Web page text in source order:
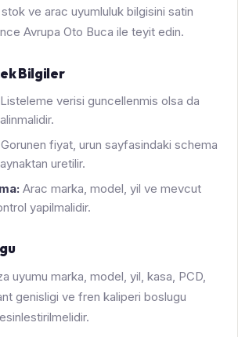
ve arac uyumluluk bilgisini satin
Avrupa Oto Buca ile teyit edin.
Bilgiler
Listeleme verisi guncellenmis olsa da
Gorunen fiyat, urun sayfasindaki schema
uretilir.
Arac marka, model, yil ve mevcut
yapilmalidir.
uyumu marka, model, yil, kasa, PCD,
genisligi ve fren kaliperi boslugu